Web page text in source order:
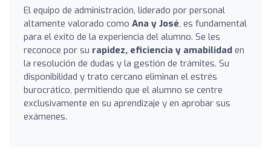
El equipo de administración, liderado por personal
altamente valorado como Ana y José, es fundamental
para el éxito de la experiencia del alumno. Se les
reconoce por su rapidez, eficiencia y amabilidad en
la resolución de dudas y la gestión de trámites. Su
disponibilidad y trato cercano eliminan el estrés
burocrático, permitiendo que el alumno se centre
exclusivamente en su aprendizaje y en aprobar sus
exámenes.